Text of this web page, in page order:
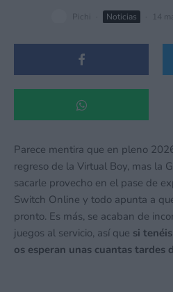
Pichi Noticias 14
Parece mentira que en pleno
regreso de la Virtual Boy, mas la
sacarle provecho en el pase de
Switch Online y todo apunta a
pronto. Es más, se acaban de
juegos al servicio, así que si
os esperan unas cuantas tardes